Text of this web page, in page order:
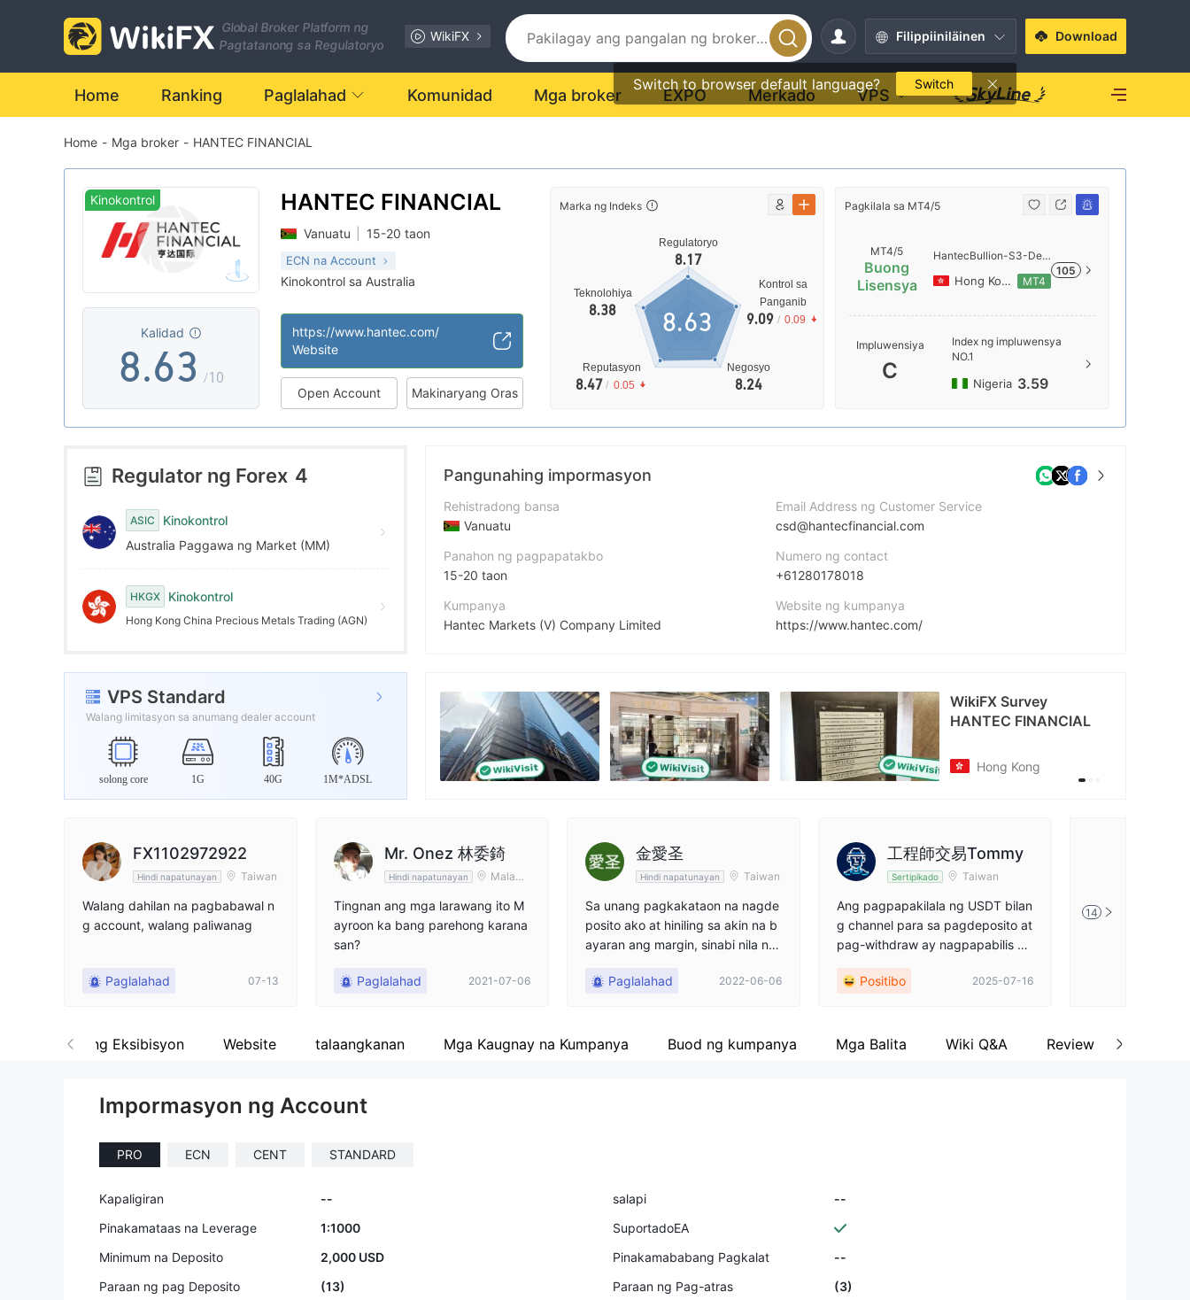
Global Broker Platform ng
Pagtatanong sa Regulatoryo
WikiFX Filippiiniläinen
Switch to browser default language? Switch
Download
Home Ranking Paglalahad Komunidad Mga broker EXPO Merkado VPS
Home - Mga broker - HANTEC FINANCIAL
Kinokontrol
Kalidad
2
3
4
5
6
7
8
9
.
0
1
2
3
4
5
6
7
8
9
0
1
2
3
4
5
6
8
9
/10
HANTEC FINANCIAL
Vanuatu 15-20 taon
ECN na Account
Kinokontrol sa Australia
Regulasyon sa Labi
https://www.hantec.com/
Website
Open Account Makinaryang Oras
Marka ng Indeks
Regulatoryo
8.17
Teknolohiya
8.38
Reputasyon
8.47 / 0.05
Negosyo
8.24
Kontrol sa
Panganib
9.09 / 0.09
8.63
Pagkilala sa MT4/5
MT4/5
Buong
Lisensya
HantecBullion-S3-Dem
Hong Kong MT4
105
Impluwensiya
C
Index ng impluwensya
NO.1
Nigeria 3.59
Regulator ng Forex 4
ASIC
Kinokontrol
Australia Paggawa ng Market (MM)
HKGX Kinokontrol
Hong Kong China Precious Metals Trading (AGN)
VPS Standard
Walang limitasyon sa anumang dealer account
solong core 1G 40G 1M*ADSL
Pangunahing impormasyon
Rehistradong bansa
Vanuatu
Panahon ng pagpapatakbo
15-20 taon
Kumpanya
Hantec Markets (V) Company Limited
empleyado ng kumpanya
Email Address ng Customer Service
csd@hantecfinancial.com
Numero ng contact
+61280178018
Website ng kumpanya
https://www.hantec.com/
Facebook
https://www.facebook.com/HantecFinancialGlobal
WikiFX Survey
HANTEC FINANCIAL
Hong Kong
FX1102972922
Hindi napatunayan Taiwan
Walang dahilan na pagbabawal n
g account, walang paliwanag
Paglalahad 07-13
Mr. Onez 林委錡
Hindi napatunayan
Malaysi
Tingnan ang mga larawang ito M
ayroon ka bang parehong karana
san?
Paglalahad 2021-07-06
金愛圣
Hindi napatunayan Taiwan
Sa unang pagkakataon na nagde
posito ako at hiniling sa akin na b
ayaran ang margin, sinabi nila na
l na account at kailangan kong ba
ng pondo sa iba't ibang mga pan
Paglalahad 2022-06-06
工程師交易Tommy
Sertipikado Taiwan
Ang pagpapakilala ng USDT bilan
g channel para sa pagdeposito at
pag-withdraw ay nagpapabilis at
katwirang gastos sa transaksyon,
Positibo 2025-07-16
Nag-forex
14
Lugar ng Eksibisyon Website talaangkanan Mga Kaugnay na Kumpanya Buod ng kumpanya Mga Balita Wiki Q&A Review
Impormasyon ng Account
PRO ECN CENT STANDARD
Kapaligiran -- salapi
--
Pinakamataas na Leverage
1:1000
SuportadoEA
Minimum na Deposito
2,000 USD Pinakamababang Pagkalat
--
Paraan ng pag Deposito
(13) Paraan ng Pag-atras
(3)